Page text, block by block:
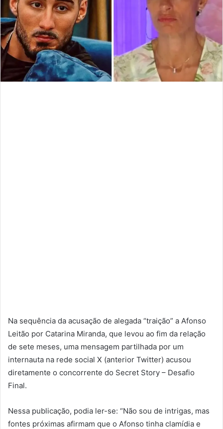
Na sequência da acusação de alegada “traição” a Afonso
Leitão por Catarina Miranda, que levou ao fim da relação
de sete meses, uma mensagem partilhada por um
internauta na rede social X (anterior Twitter) acusou
diretamente o concorrente do Secret Story – Desafio
Final.
Nessa publicação, podia ler-se: “Não sou de intrigas, mas
fontes próximas afirmam que o Afonso tinha clamídia e